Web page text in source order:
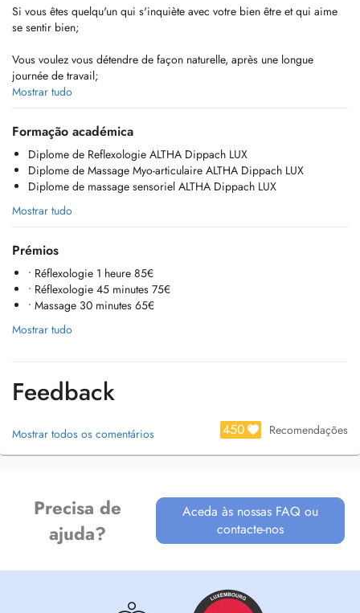
Si vous êtes quelqu'un qui s'inquiète avec votre bien être et qui aime
se sentir bien;
Vous voulez vous détendre de façon naturelle, après une longue
journée de travail;
vous souffrez de linsomnie, des maux de têtes, ou encore de la
constipation, je peux vous aider avec mes mains.
Je peux avec mes massages soulager vos douleurs, votre stress , et
vous aider à mieux vivre. Et vous guider mieux vivre en tranquillité
avec votre corps et vos émotions.
Spécialisé en Massage Thérapeutique
et Pédicure Médicale - Spécialisé en Ongles incarnés et techniques
d'orthonyxie et Photopolymérisation.
Mostrar tudo
Formação académica
Diplome de Reflexologie ALTHA Dippach LUX
Diplome de Massage Myo-articulaire ALTHA Dippach LUX
Diplome de massage sensoriel ALTHA Dippach LUX
Mostrar tudo
Prémios
• Réflexologie 1 heure 85€
• Réflexologie 45 minutes 75€
• Massage 30 minutes 65€
Mostrar tudo
Feedback
Mostrar todos os comentários 450 Recomendações
Precisa de
ajuda?
Aceda às nossas FAQ ou
contacte-nos